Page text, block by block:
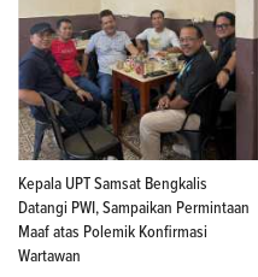
Kepala UPT Samsat Bengkalis
Datangi PWI, Sampaikan Permintaan
Maaf atas Polemik Konfirmasi
Wartawan